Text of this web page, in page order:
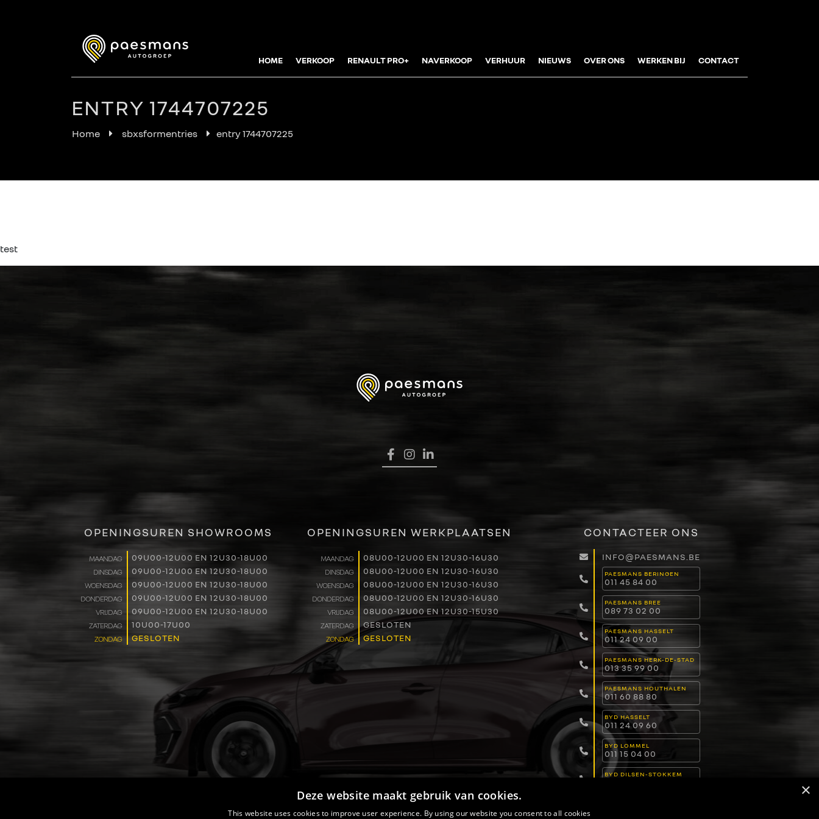
HOME VERKOOP RENAULT PRO+ NAVERKOOP VERHUUR NIEUWS OVER ONS WERKEN BIJ CONTACT
VERKOOP
RENAULT PRO+
VERHUUR
OVER ONS
WERKEN BIJ
CONTACT
ENTRY 1744707225
Home sbxsformentries entry 1744707225
test
OPENINGSUREN SHOWROOMS
MAANDAG 09U00-12U00 EN 12U30-18U00
DINSDAG 09U00-12U00 EN 12U30-18U00
WOENSDAG 09U00-12U00 EN 12U30-18U00
DONDERDAG 09U00-12U00 EN 12U30-18U00
VRIJDAG 09U00-12U00 EN 12U30-18U00
ZATERDAG 10U00-17U00
ZONDAG GESLOTEN
OPENINGSUREN WERKPLAATSEN
MAANDAG 08U00-12U00 EN 12U30-16U30
DINSDAG 08U00-12U00 EN 12U30-16U30
WOENSDAG 08U00-12U00 EN 12U30-16U30
DONDERDAG 08U00-12U00 EN 12U30-16U30
VRIJDAG 08U00-12U00 EN 12U30-15U30
ZATERDAG GESLOTEN
ZONDAG GESLOTEN
CONTACTEER ONS
INFO@PAESMANS.BE
PAESMANS BERINGEN
011 45 84 00
PAESMANS BREE
089 73 02 00
PAESMANS HASSELT
011 24 09 00
PAESMANS HERK-DE-STAD
013 35 99 00
PAESMANS HOUTHALEN
011 60 88 80
BYD HASSELT
011 24 09 60
BYD LOMMEL
011 15 04 00
BYD DILSEN-STOKKEM
×
Deze website maakt gebruik van cookies.
This website uses cookies to improve user experience. By using our website you consent to all cookies